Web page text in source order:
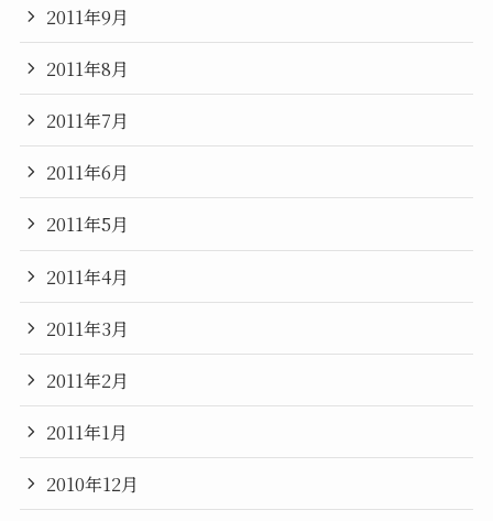
2011年9月
2011年8月
2011年7月
2011年6月
2011年5月
2011年4月
2011年3月
2011年2月
2011年1月
2010年12月